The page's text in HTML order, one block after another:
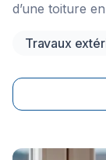
d’une toiture
toitures ont
chouchoutées,
Travaux